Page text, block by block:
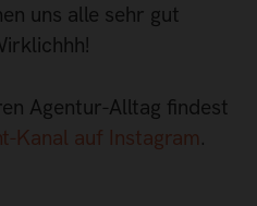
uns alle sehr gut
Agentur-Alltag findest
Kanal auf Instagram.